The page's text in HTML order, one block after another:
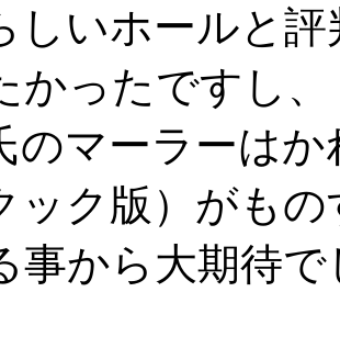
しいホールと
かったですし、
のマーラーは
ック版）がも
事から大期待で